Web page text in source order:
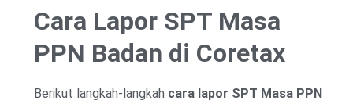
Cara Lapor SPT Masa
PPN Badan di Coretax
Berikut langkah-langkah cara lapor SPT Masa PPN